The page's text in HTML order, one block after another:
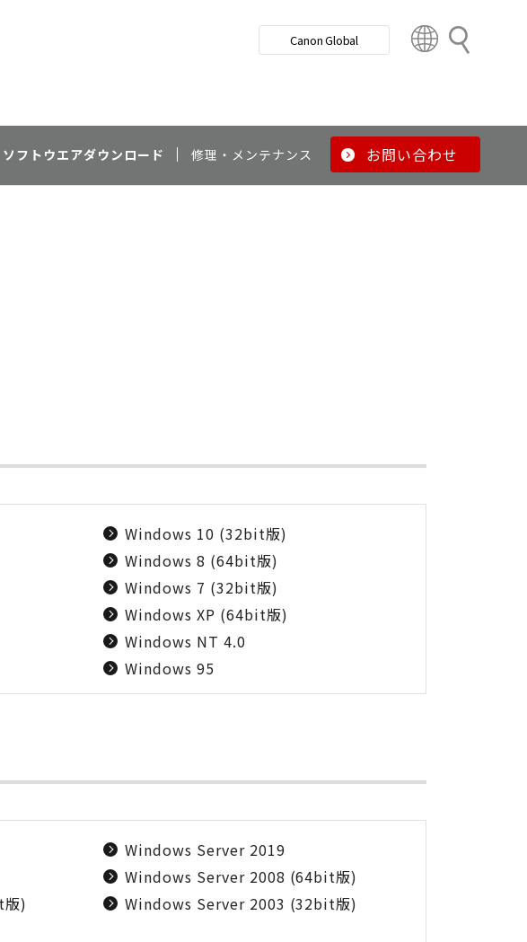
検
Canon Global
t
y
ソフトウエアダウンロード 修理・メンテナンス お問い合わせ
Windows 10 (32bit版)
Windows 8 (64bit版)
Windows 7 (32bit版)
Windows XP (64bit版)
Windows NT 4.0
Windows 95
Windows Server 2019
Windows Server 2008 (64bit版)
)
Windows Server 2003 (32bit版)